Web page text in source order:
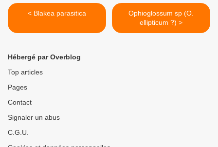
< Blakea parasitica
Ophioglossum sp (O.
ellipticum ?) >
Hébergé par Overblog
Top articles
Pages
Contact
Signaler un abus
C.G.U.